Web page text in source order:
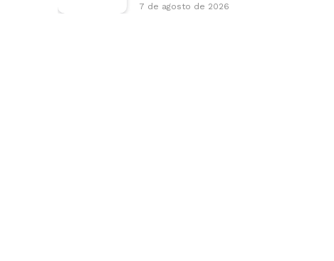
7 de agosto de 2026